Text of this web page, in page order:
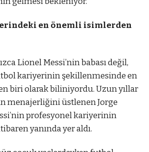
en önemli isimlerden
Lionel Messi’nin babası değil,
kariyerinin şekillenmesinde en
biri olarak biliniyordu. Uzun yıllar
menajerliğini üstlenen Jorge
profesyonel kariyerinin
yanında yer aldı.